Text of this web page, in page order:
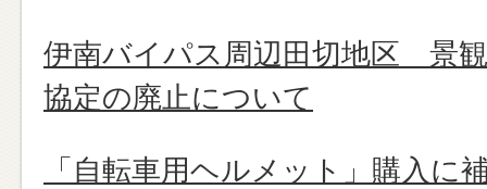
伊南バイパス周辺田切地区 景
協定の廃止について
「自転車用ヘルメット」購入に